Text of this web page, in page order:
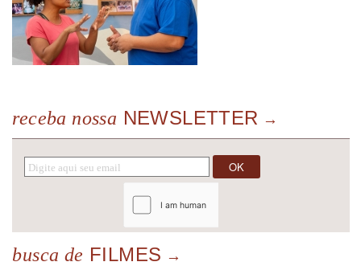
receba nossa NEWSLETTER
busca de FILMES